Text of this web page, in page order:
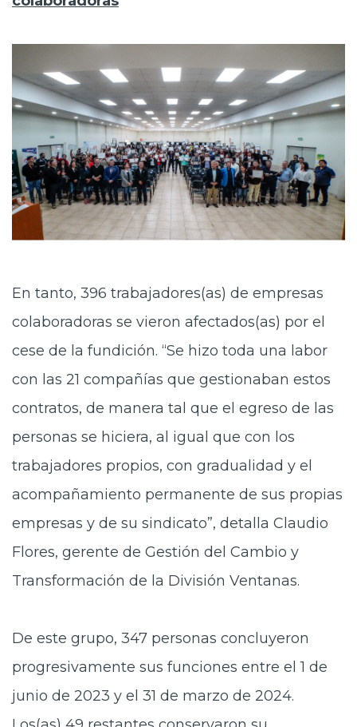
En tanto, 396 trabajadores(as) de empresas
colaboradoras se vieron afectados(as) por el
cese de la fundición. “Se hizo toda una labor
con las 21 compañías que gestionaban estos
contratos, de manera tal que el egreso de las
personas se hiciera, al igual que con los
trabajadores propios, con gradualidad y el
acompañamiento permanente de sus propias
empresas y de su sindicato”, detalla Claudio
Flores, gerente de Gestión del Cambio y
Transformación de la División Ventanas.
De este grupo, 347 personas concluyeron
progresivamente sus funciones entre el 1 de
junio de 2023 y el 31 de marzo de 2024.